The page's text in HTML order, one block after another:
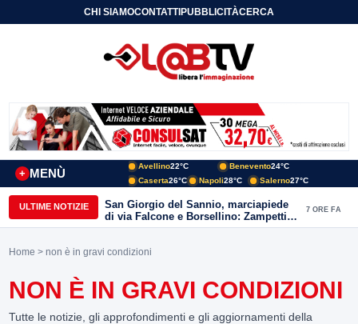
CHI SIAMOCONTATTIPUBBLICITÀCERCA
MENÙ
+
Avellino22°C Benevento24°C
Caserta26°C Napoli28°C Salerno27°C
ULTIME NOTIZIE
San Giorgio del Sannio, marciapiede
di via Falcone e Borsellino: Zampetti e
Lombardi replicano alle polemiche
7 ORE FA
Home > non è in gravi condizioni
NON È IN GRAVI CONDIZIONI
Tutte le notizie, gli approfondimenti e gli aggiornamenti della